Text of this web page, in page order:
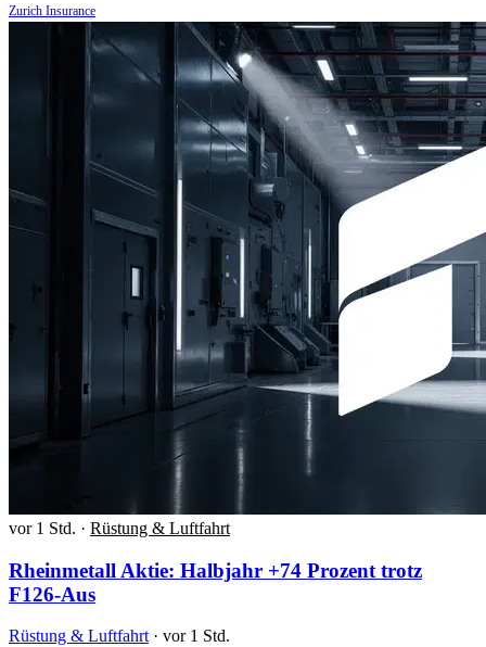
Zurich Insurance
vor 1 Std. · Rüstung & Luftfahrt
Rheinmetall Aktie: Halbjahr +74 Prozent trotz
F126-Aus
Rüstung & Luftfahrt · vor 1 Std.